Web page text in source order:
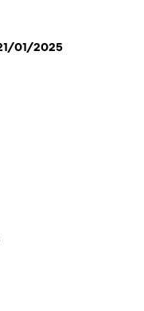
21/01/2025